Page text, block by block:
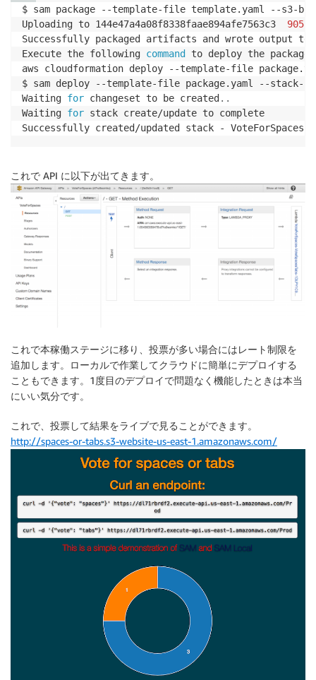
$ sam package --template-file template.yaml --s3-
Uploading to 144e47a4a08f8338faae894afe7563c3 90570
Successfully packaged artifacts and wrote output
Execute the following command
to deploy the
aws cloudformation deploy --template-file
$ sam deploy --template-file package.yaml --stack-
Waiting for changeset to be created ..
Waiting for stack create/update to complete
これで API に以下が出てきます。
これで本稼働ステージに移り、投票が多い場合にはレート制限を
追加します。ローカルで作業してクラウドに簡単にデプロイする
こともできます。1度目のデプロイで問題なく機能したときは本当
にいい気分です。
これで、投票して結果をライブで見ることができます。
http://spaces-or-tabs.s3-website-us-east-1.amazonaws.com/